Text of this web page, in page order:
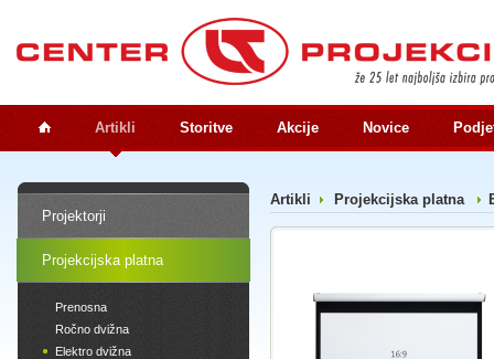
Artikli Storitve Akcije Novice
Projektorji
Projekcijska platna
Prenosna
Ročno dvižna
Elektro dvižna
Artikli Projekcijska platna